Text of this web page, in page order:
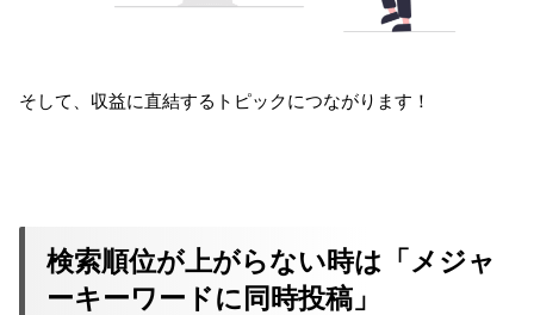
そして、収益に直結するトピックにつながります！
検索順位が上がらない時は「メジャ
ーキーワードに同時投稿」